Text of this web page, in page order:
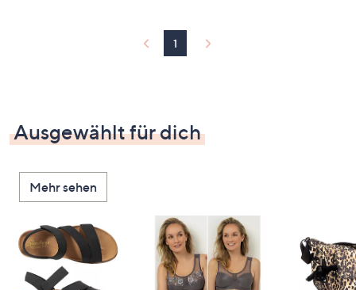
1
Ausgewählt für dich
Mehr sehen